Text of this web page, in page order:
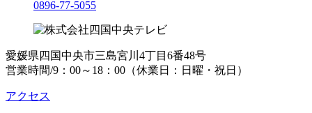
愛媛県四国中央市三島宮川4丁目6番48号
営業時間/9：00～18：00（休業日：日曜・祝日）
アクセス